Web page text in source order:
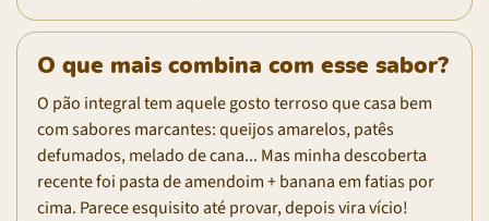
O que mais combina com esse sabor?
O pão integral tem aquele gosto terroso que casa bem
com sabores marcantes: queijos amarelos, patês
defumados, melado de cana... Mas minha descoberta
recente foi pasta de amendoim + banana em fatias por
cima. Parece esquisito até provar, depois vira vício!